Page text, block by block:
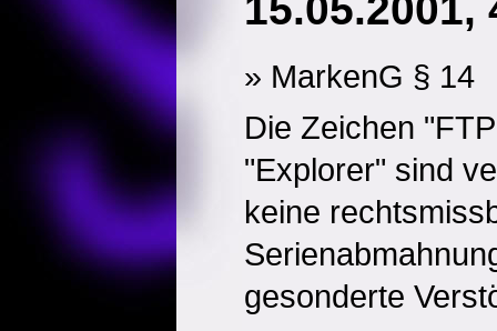
» MarkenG § 14
Die Zeichen
"Explorer" sind
keine
gesonderte